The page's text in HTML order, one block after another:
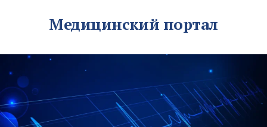
Медицинский портал